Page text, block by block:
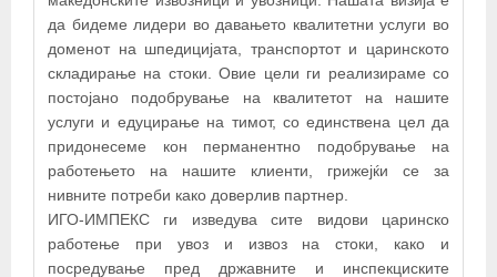
да бидеме лидери во давањето квалитетни услуги во
доменот на шпедицијата, транспортот и царинското
складирање на стоки. Овие цели ги реализираме со
постојано подобрување на квалитетот на нашите
услуги и едуцирање на тимот, со единствена цел да
придонесеме кон перманентно подобрување на
работењето на нашите клиенти, грижејќи се за
нивните потреби како доверлив партнер.
ИГО-ИМПЕКС ги изведува сите видови царинско
работење при увоз и извоз на стоки, како и
посредување пред државните и инспекциските
ИГО-ИМПЕКС
+
−